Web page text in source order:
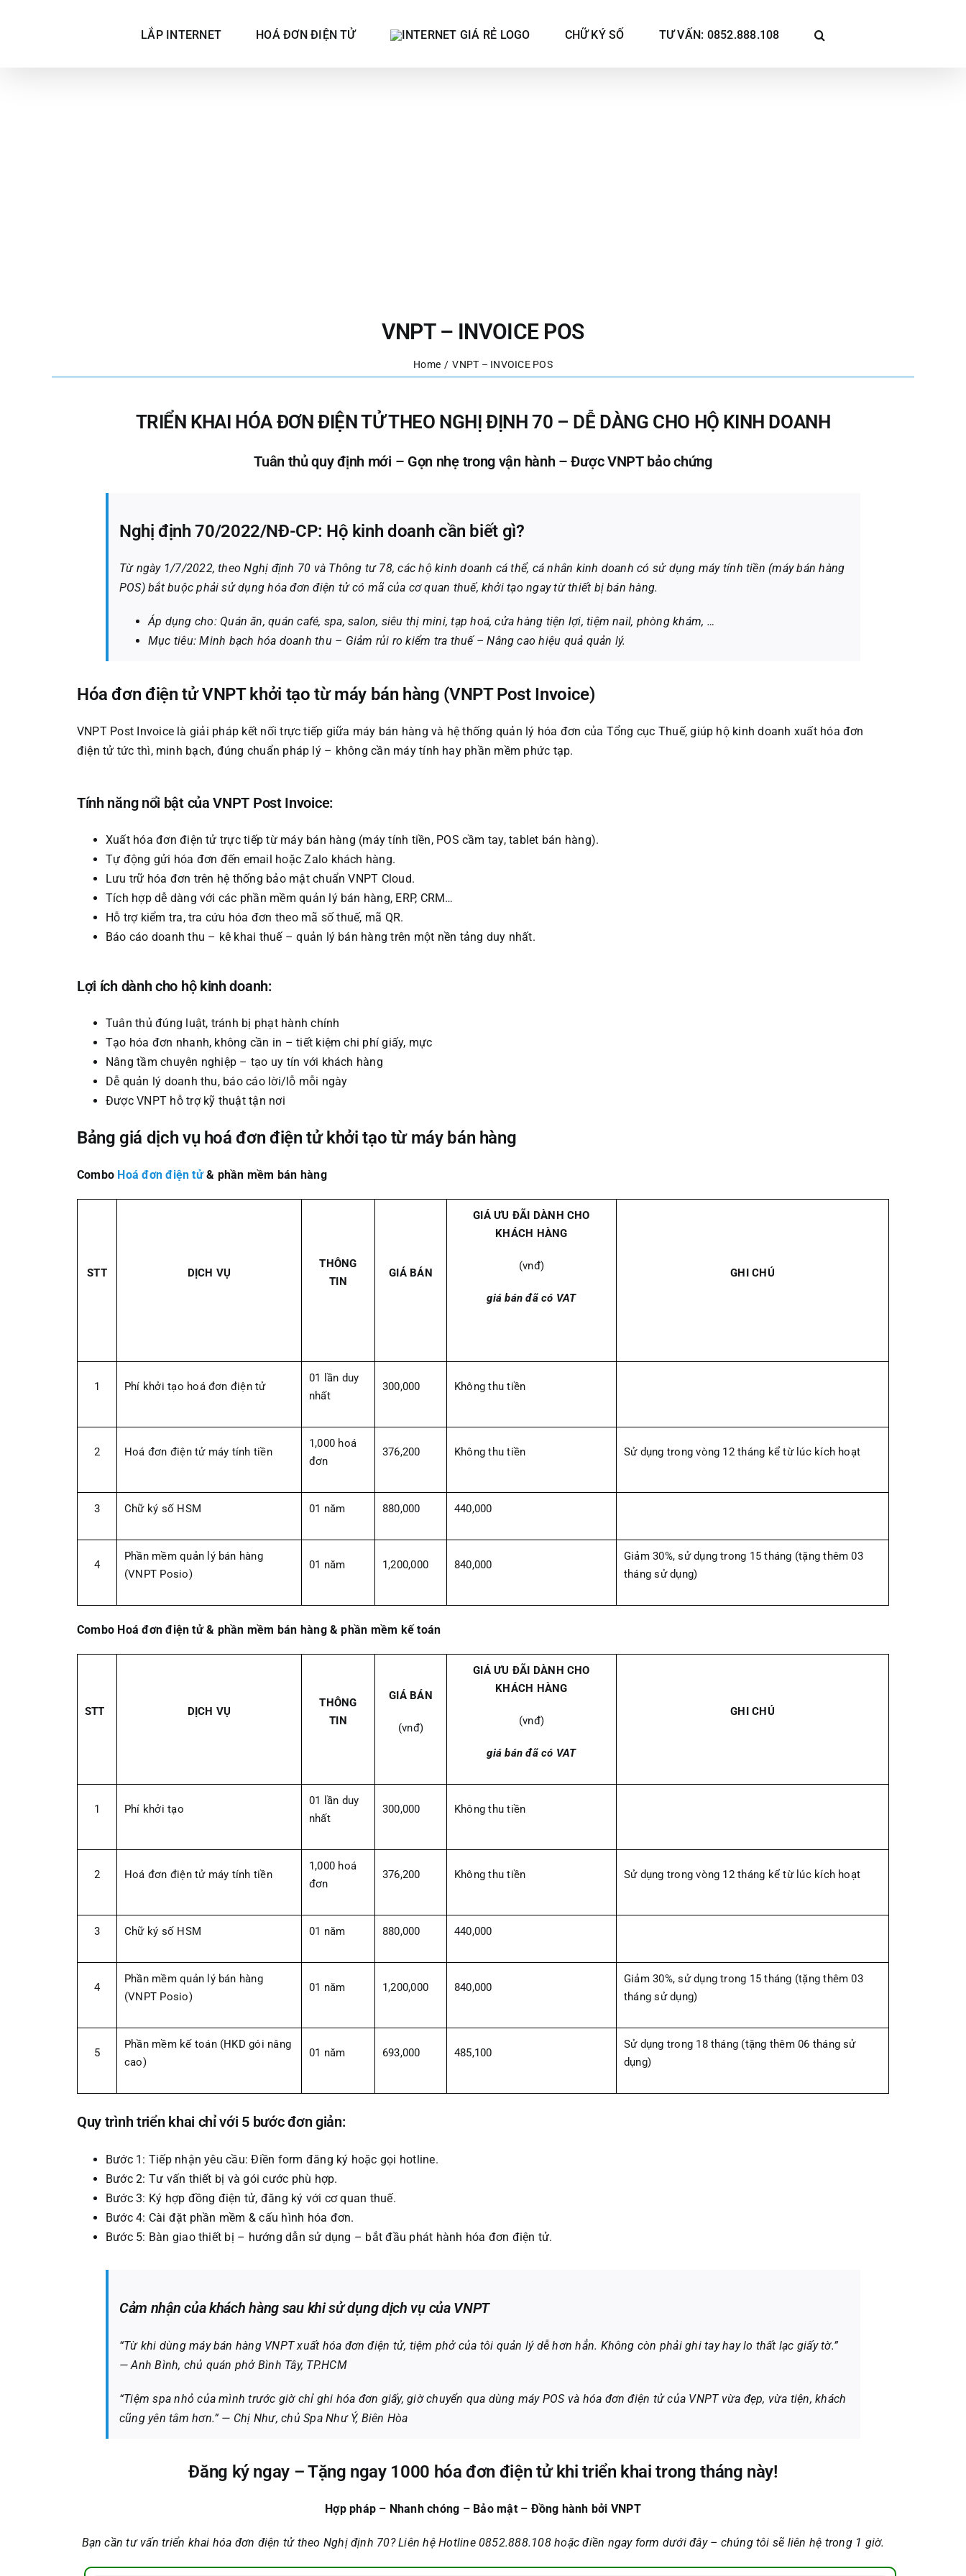
LẮP INTERNET HOÁ ĐƠN ĐIỆN TỬ CHỮ KÝ SỐ TƯ VẤN: 0852.888.108
VNPT – INVOICE POS
Home VNPT – INVOICE POS
TRIỂN KHAI HÓA ĐƠN ĐIỆN TỬ THEO NGHỊ ĐỊNH 70 – DỄ DÀNG CHO HỘ KINH DOANH
Tuân thủ quy định mới – Gọn nhẹ trong vận hành – Được VNPT bảo chứng
Nghị định 70/2022/NĐ-CP: Hộ kinh doanh cần biết gì?
Từ ngày 1/7/2022, theo Nghị định 70 và Thông tư 78, các hộ kinh doanh cá thể, cá nhân kinh doanh có sử dụng máy tính tiền (máy bán hàng
POS) bắt buộc phải sử dụng hóa đơn điện tử có mã của cơ quan thuế, khởi tạo ngay từ thiết bị bán hàng.
Áp dụng cho: Quán ăn, quán café, spa, salon, siêu thị mini, tạp hoá, cửa hàng tiện lợi, tiệm nail, phòng khám, …
Mục tiêu: Minh bạch hóa doanh thu – Giảm rủi ro kiểm tra thuế – Nâng cao hiệu quả quản lý.
Hóa đơn điện tử VNPT khởi tạo từ máy bán hàng (VNPT Post Invoice)
VNPT Post Invoice là giải pháp kết nối trực tiếp giữa máy bán hàng và hệ thống quản lý hóa đơn của Tổng cục Thuế, giúp hộ kinh doanh xuất hóa đơn
điện tử tức thì, minh bạch, đúng chuẩn pháp lý – không cần máy tính hay phần mềm phức tạp.
Tính năng nổi bật của VNPT Post Invoice:
Xuất hóa đơn điện tử trực tiếp từ máy bán hàng (máy tính tiền, POS cầm tay, tablet bán hàng).
Tự động gửi hóa đơn đến email hoặc Zalo khách hàng.
Lưu trữ hóa đơn trên hệ thống bảo mật chuẩn VNPT Cloud.
Tích hợp dễ dàng với các phần mềm quản lý bán hàng, ERP, CRM…
Hỗ trợ kiểm tra, tra cứu hóa đơn theo mã số thuế, mã QR.
Báo cáo doanh thu – kê khai thuế – quản lý bán hàng trên một nền tảng duy nhất.
Lợi ích dành cho hộ kinh doanh:
Tuân thủ đúng luật, tránh bị phạt hành chính
Tạo hóa đơn nhanh, không cần in – tiết kiệm chi phí giấy, mực
Nâng tầm chuyên nghiệp – tạo uy tín với khách hàng
Dễ quản lý doanh thu, báo cáo lời/lỗ mỗi ngày
Được VNPT hỗ trợ kỹ thuật tận nơi
Bảng giá dịch vụ hoá đơn điện tử khởi tạo từ máy bán hàng
Combo Hoá đơn điện tử& phần mềm bán hàng
STT DỊCH VỤ
THÔNG
TIN
GIÁ BÁN
GIÁ ƯU ĐÃI DÀNH CHO
KHÁCH HÀNG
(vnđ)
giá bán đã có VAT
GHI CHÚ
1 Phí khởi tạo hoá đơn điện tử
01 lần duy
nhất
300,000 Không thu tiền
2 Hoá đơn điện tử máy tính tiền
1,000 hoá
đơn
376,200 Không thu tiền Sử dụng trong vòng 12 tháng kể từ lúc kích hoạt
3 Chữ ký số HSM 01 năm 880,000 440,000
4
Phần mềm quản lý bán hàng
(VNPT Posio)
01 năm 1,200,000 840,000
Giảm 30%, sử dụng trong 15 tháng (tặng thêm 03
tháng sử dụng)
Combo Hoá đơn điện tử & phần mềm bán hàng & phần mềm kế toán
STT DỊCH VỤ
THÔNG
TIN
GIÁ BÁN
(vnđ)
GIÁ ƯU ĐÃI DÀNH CHO
KHÁCH HÀNG
(vnđ)
giá bán đã có VAT
GHI CHÚ
1 Phí khởi tạo
01 lần duy
nhất
300,000 Không thu tiền
2 Hoá đơn điện tử máy tính tiền
1,000 hoá
đơn
376,200 Không thu tiền Sử dụng trong vòng 12 tháng kể từ lúc kích hoạt
3 Chữ ký số HSM 01 năm 880,000 440,000
4
Phần mềm quản lý bán hàng
(VNPT Posio)
01 năm 1,200,000 840,000
Giảm 30%, sử dụng trong 15 tháng (tặng thêm 03
tháng sử dụng)
5
Phần mềm kế toán (HKD gói nâng
cao)
01 năm 693,000 485,100
Sử dụng trong 18 tháng (tặng thêm 06 tháng sử
dụng)
Quy trình triển khai chỉ với 5 bước đơn giản:
Bước 1: Tiếp nhận yêu cầu: Điền form đăng ký hoặc gọi hotline.
Bước 2: Tư vấn thiết bị và gói cước phù hợp.
Bước 3: Ký hợp đồng điện tử, đăng ký với cơ quan thuế.
Bước 4: Cài đặt phần mềm & cấu hình hóa đơn.
Bước 5: Bàn giao thiết bị – hướng dẫn sử dụng – bắt đầu phát hành hóa đơn điện tử.
Cảm nhận của khách hàng sau khi sử dụng dịch vụ của VNPT
“Từ khi dùng máy bán hàng VNPT xuất hóa đơn điện tử, tiệm phở của tôi quản lý dễ hơn hẳn. Không còn phải ghi tay hay lo thất lạc giấy tờ.”
— Anh Bình, chủ quán phở Bình Tây, TP.HCM
“Tiệm spa nhỏ của mình trước giờ chỉ ghi hóa đơn giấy, giờ chuyển qua dùng máy POS và hóa đơn điện tử của VNPT vừa đẹp, vừa tiện, khách
cũng yên tâm hơn.”— Chị Như, chủ Spa Như Ý, Biên Hòa
Đăng ký ngay – Tặng ngay 1000 hóa đơn điện tử khi triển khai trong tháng này!
Hợp pháp – Nhanh chóng – Bảo mật – Đồng hành bởi VNPT
Bạn cần tư vấn triển khai hóa đơn điện tử theo Nghị định 70? Liên hệ Hotline 0852.888.108 hoặc điền ngay form dưới đây – chúng tôi sẽ liên hệ trong 1 giờ.